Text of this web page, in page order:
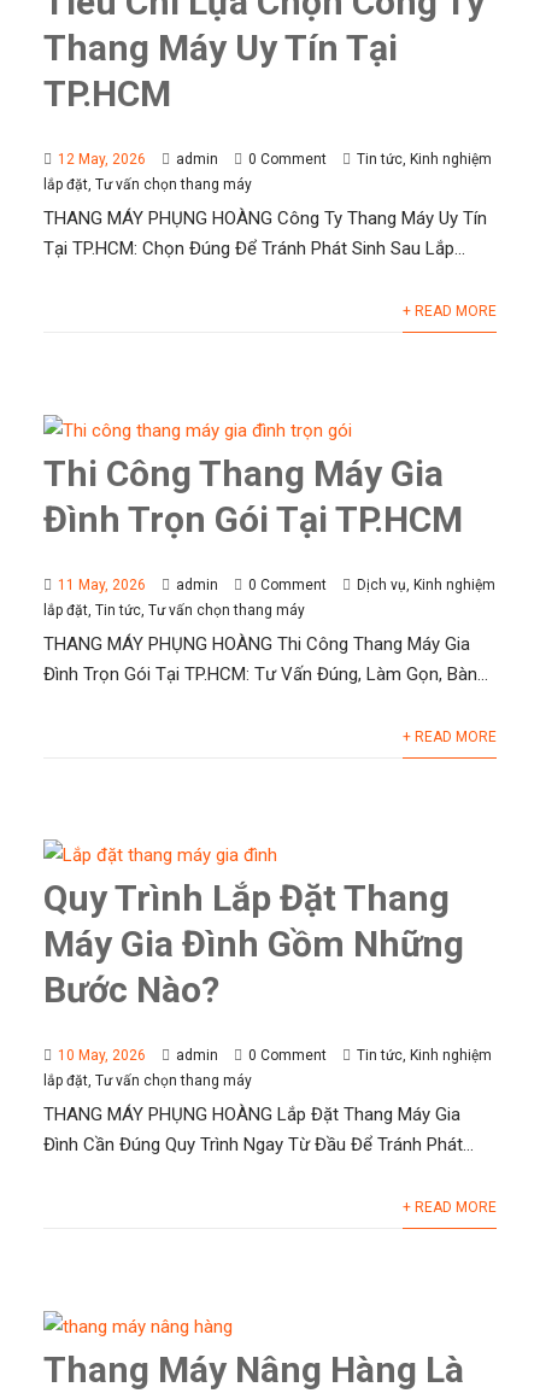
Thang Máy Uy Tín Tại
TP.HCM
12 May, 2026 admin 0 Comment Tin tức, Kinh nghiệm
lắp đặt, Tư vấn chọn thang máy
THANG MÁY PHỤNG HOÀNG Công Ty Thang Máy Uy Tín
Tại TP.HCM: Chọn Đúng Để Tránh Phát Sinh Sau Lắp...
+ READ MORE
Thi Công Thang Máy Gia
Đình Trọn Gói Tại TP.HCM
11 May, 2026 admin 0 Comment Dịch vụ Kinh nghiệm
lắp đặt, Tin tức, Tư vấn chọn thang máy
THANG MÁY PHỤNG HOÀNG Thi Công Thang Máy Gia
Đình Trọn Gói Tại TP.HCM: Tư Vấn Đúng, Làm Gọn, Bàn...
+ READ MORE
Quy Trình Lắp Đặt Thang
Máy Gia Đình Gồm Những
Bước Nào?
10 May, 2026 admin 0 Comment Tin tức, Kinh nghiệm
lắp đặt, Tư vấn chọn thang máy
THANG MÁY PHỤNG HOÀNG Lắp Đặt Thang Máy Gia
Đình Cần Đúng Quy Trình Ngay Từ Đầu Để Tránh Phát...
+ READ MORE
Thang Máy Nâng Hàng Là